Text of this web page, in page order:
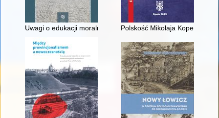
Uwagi o edukacji moralnej synów szlacheckich w XVI-
Polskość Mikołaja Kopernika z